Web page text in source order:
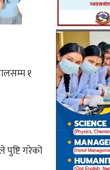
१
गरेको